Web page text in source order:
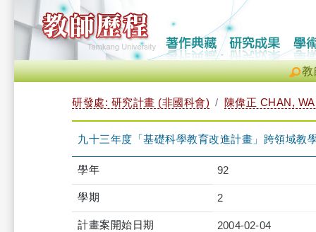
教
研發處: 研究計畫 (非國科會) 陳偉正 CHAN,
九十三年度「基礎科學教育改進計畫」跨領域教
學年 92
學期 2
計畫案開始日期 2004-02-04